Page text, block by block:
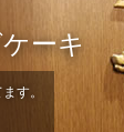
ーキ
す。